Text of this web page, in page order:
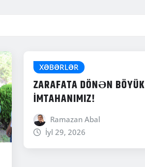
XƏBƏRLƏR
ZARAFATA DÖNƏN BÖYÜK
İMTAHANIMIZ!
Ramazan Abal
İyl 29, 2026